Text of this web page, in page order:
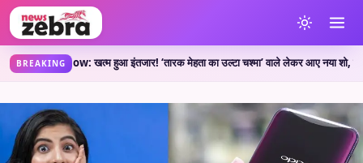
BREAKING
खत्म हुआ इंतजार! ‘तारक मेहता का उल्टा चश्मा’ वाले लेकर आए नया शो, जानें कहां देख सकते